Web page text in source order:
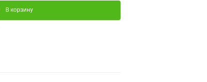
В корзину